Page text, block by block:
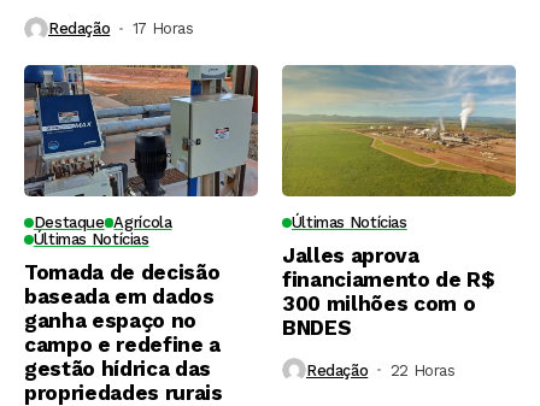
Redação 17 Horas ⁮
Destaque Agrícola
Últimas Notícias
Tomada de decisão
baseada em dados
ganha espaço no
campo e redefine a
gestão hídrica das
propriedades rurais
Últimas Notícias
Jalles aprova
financiamento de R$
300 milhões com o
BNDES
Redação 22 Horas ⁮